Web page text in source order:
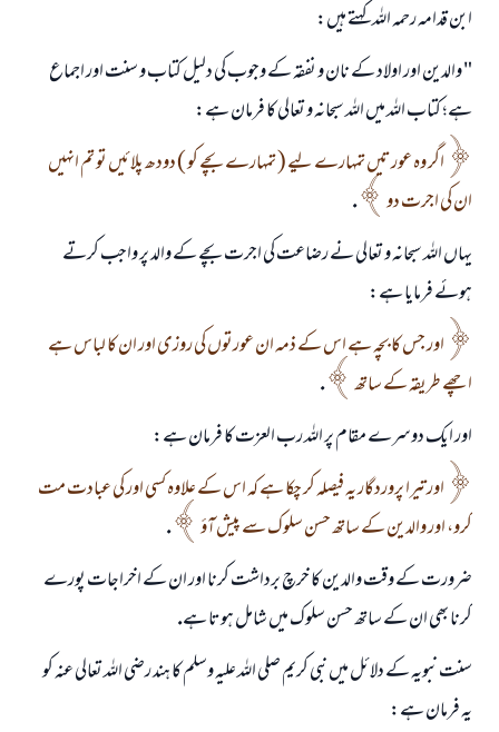
ابن قدامہ رحمہ اللہ كہتے ہيں:
" والدين اور اولاد كے نان و نفقہ كے وجوب كى دليل كتاب و سنت اور اجماع
ہے؛ كتاب اللہ ميں اللہ سبحانہ و تعالى كا فرمان ہے:
اگر وہ عورتيں تمہارے ليے ( تمہارے بچے كو ) دودھ پلائيں تو تم انہيں
ان كى اجرت دو
.
يہاں اللہ سبحانہ و تعالى نے رضاعت كى اجرت بچے كے والد پر واجب كرتے
ہوئے فرمايا ہے:
اور جس كا بچہ ہے اس كے ذمہ ان عورتوں كى روزى اور ان كا لباس ہے
اچھے طريقہ كے ساتھ
.
اور ايك دوسرے مقام پر اللہ رب العزت كا فرمان ہے:
اور تيرا پروردگار يہ فيصلہ كر چكا ہے كہ اس كے علاوہ كسى اور كى عبادت مت
كرو، اور والدين كے ساتھ حسن سلوك سے پيش آؤ
.
ضرورت كے وقت والدين كا خرچ برداشت كرنا اور ان كے اخراجات پورے
كرنا بھى ان كے ساتھ حسن سلوك ميں شامل ہوتا ہے.
سنت نبويہ كے دلائل ميں نبى كريم صلى اللہ عليہ وسلم كا ہند رضى اللہ تعالى عنہ كو
يہ فرمان ہے: